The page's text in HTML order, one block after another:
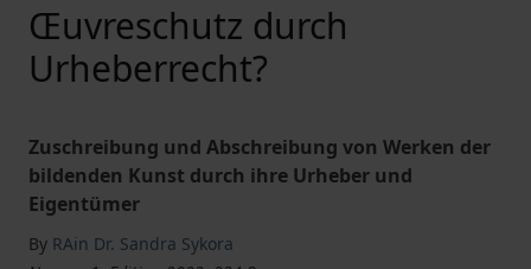
Œuvreschutz durch
Urheberrecht?
Zuschreibung und Abschreibung von Werken der
bildenden Kunst durch ihre Urheber und
Eigentümer
By RAin Dr. Sandra Sykora